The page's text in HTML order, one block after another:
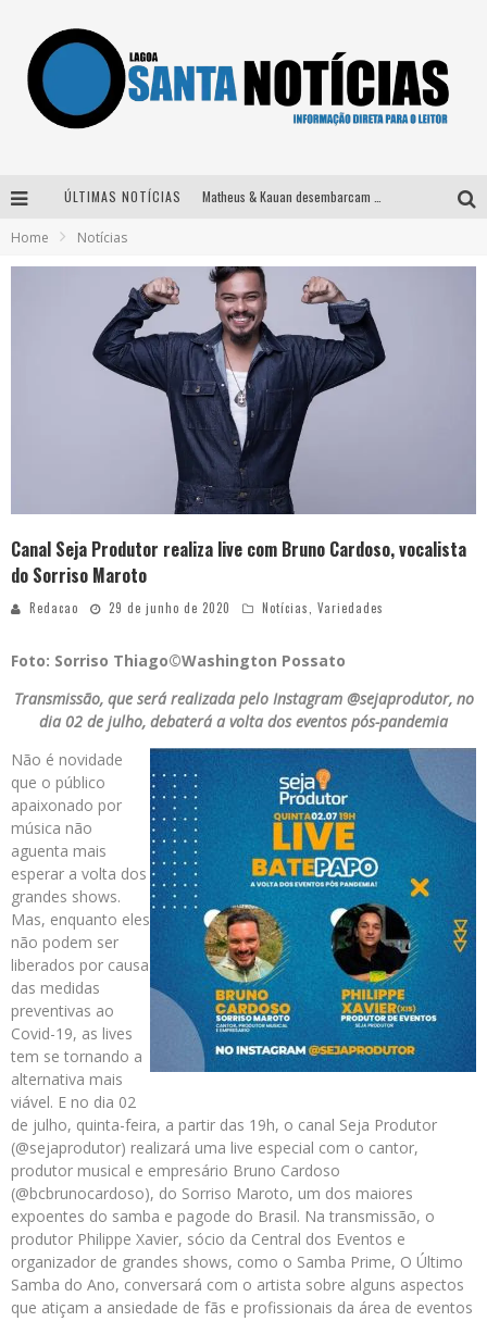
ÚLTIMAS NOTÍCIAS
Após sair da KondZilla, DJ Danny Albuquerque inicia nova fase
Home Notícias
Canal Seja Produtor realiza live com Bruno Cardoso, vocalista
do Sorriso Maroto
Redacao 29 de junho de 2020 Notícias, Variedades
Foto: Sorriso Thiago©Washington Possato
Transmissão, que será realizada pelo Instagram @sejaprodutor, no
dia 02 de julho, debaterá a volta dos eventos pós-pandemia
Não é novidade
que o público
apaixonado por
música não
aguenta mais
esperar a volta dos
grandes shows.
Mas, enquanto eles
não podem ser
liberados por causa
das medidas
preventivas ao
Covid-19, as lives
tem se tornando a
alternativa mais
viável. E no dia 02
de julho, quinta-feira, a partir das 19h, o canal Seja Produtor
(@sejaprodutor) realizará uma live especial com o cantor,
produtor musical e empresário Bruno Cardoso
(@bcbrunocardoso), do Sorriso Maroto, um dos maiores
expoentes do samba e pagode do Brasil. Na transmissão, o
produtor Philippe Xavier, sócio da Central dos Eventos e
organizador de grandes shows, como o Samba Prime, O Último
Samba do Ano, conversará com o artista sobre alguns aspectos
que atiçam a ansiedade de fãs e profissionais da área de eventos